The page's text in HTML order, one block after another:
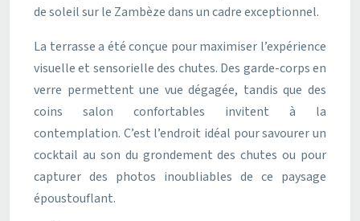
de soleil sur le Zambèze dans un cadre exceptionnel.
La terrasse a été conçue pour maximiser l’expérience
visuelle et sensorielle des chutes. Des garde-corps en
verre permettent une vue dégagée, tandis que des
coins salon confortables invitent à la
contemplation. C’est l’endroit idéal pour savourer un
cocktail au son du grondement des chutes ou pour
capturer des photos inoubliables de ce paysage
époustouflant.